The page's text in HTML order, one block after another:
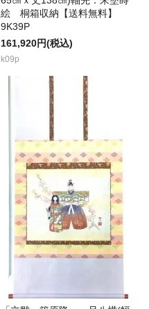
絵 桐箱収納【送料無料】
9K39P
161,920円(税込)
k09p